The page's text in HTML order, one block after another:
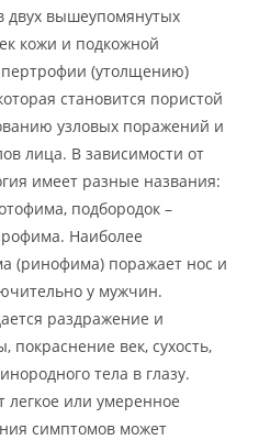
двух вышеупомянутых
кожи и подкожной
(утолщению)
становится пористой
узловых поражений и
лица. В зависимости от
имеет разные названия:
подбородок –
Наиболее
(ринофима) поражает нос и
у мужчин.
раздражение и
век, сухость,
тела в глазу.
легкое или умеренное
симптомов может